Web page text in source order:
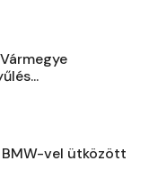
vel ütközött